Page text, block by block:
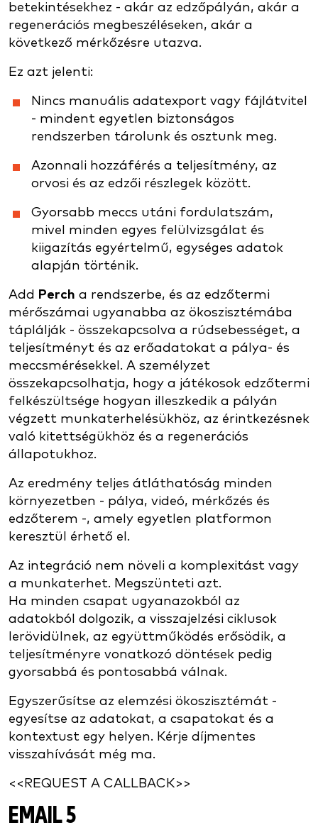
betekintésekhez - akár az edzőpályán, akár a
regenerációs megbeszéléseken, akár a
következő mérkőzésre utazva.
Ez azt jelenti:
Nincs manuális adatexport vagy fájlátvitel
- mindent egyetlen biztonságos
rendszerben tárolunk és osztunk meg.
Azonnali hozzáférés a teljesítmény, az
orvosi és az edzői részlegek között.
Gyorsabb meccs utáni fordulatszám,
mivel minden egyes felülvizsgálat és
kiigazítás egyértelmű, egységes adatok
alapján történik.
Add Perch a rendszerbe, és az edzőtermi
mérőszámai ugyanabba az ökoszisztémába
táplálják - összekapcsolva a rúdsebességet, a
teljesítményt és az erőadatokat a pálya- és
meccsmérésekkel. A személyzet
összekapcsolhatja, hogy a játékosok edzőtermi
felkészültsége hogyan illeszkedik a pályán
végzett munkaterhelésükhöz, az érintkezésnek
való kitettségükhöz és a regenerációs
állapotukhoz.
Az eredmény teljes átláthatóság minden
környezetben - pálya, videó, mérkőzés és
edzőterem -, amely egyetlen platformon
keresztül érhető el.
Az integráció nem növeli a komplexitást vagy
a munkaterhet. Megszünteti azt.
Ha minden csapat ugyanazokból az
adatokból dolgozik, a visszajelzési ciklusok
lerövidülnek, az együttműködés erősödik, a
teljesítményre vonatkozó döntések pedig
gyorsabbá és pontosabbá válnak.
Egyszerűsítse az elemzési ökoszisztémát -
egyesítse az adatokat, a csapatokat és a
kontextust egy helyen. Kérje díjmentes
visszahívását még ma.
<<REQUEST A CALLBACK>>
EMAIL 5